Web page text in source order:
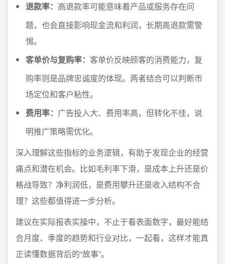
退款率： 高退款率可能意味着产品或服务存在问
题，也会直接影响现金流和利润，长期高退款需警
惕。
客单价与复购率： 客单价反映顾客的消费能力，复
购率则是品牌忠诚度的体现。两者结合可以判断市
场定位和客户粘性。
费用率： 广告投入大、费用率高，但转化不佳，说
明推广策略需优化。
深入理解这些指标的业务逻辑，有助于发现企业的经营
痛点和潜在机会。比如毛利率下滑，是成本上升还是价
格战导致？净利润低，是费用攀升还是收入结构不合
理？这些都值得进一步分析。
建议在实际报表实操中，不止于看表面数字，最好能结
合月度、季度的趋势和行业对比，一起看，这样才能真
正读懂数据背后的“故事”。